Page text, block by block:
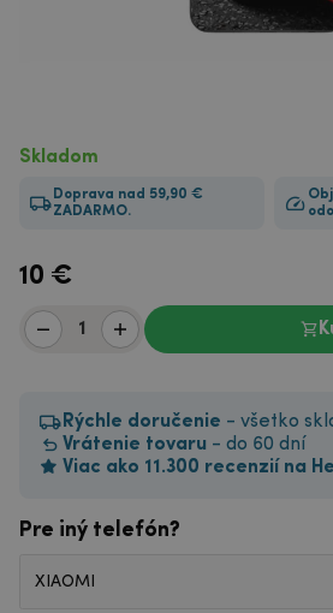
Skladom
Doprava nad 59,90 €
ZADARMO.
10 €
Rýchle doručenie - všetko
Vrátenie tovaru - do 60 dní
Viac ako 11.300 recenzií na
Pre iný telefón?
XIAOMI